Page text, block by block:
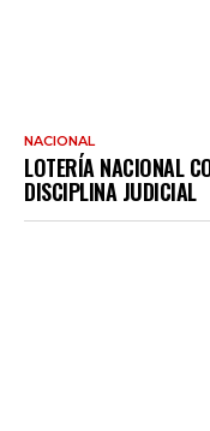
NACIONAL
LOTERÍA NACIONAL
DISCIPLINA JUDICIAL